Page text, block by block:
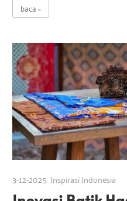
baca
3-12-2025 Inspirasi Indonesia